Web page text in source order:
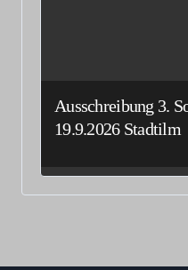
Ausschreibung 3.
19.9.2026 Stadtilm